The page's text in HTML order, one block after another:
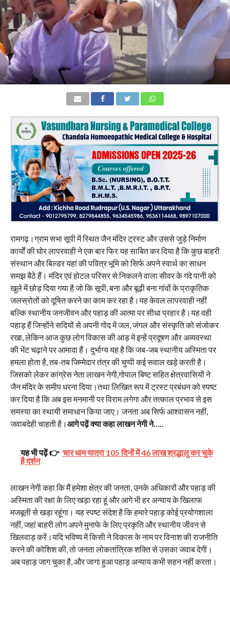
रामगढ़।ग्राम सभा सूपी में स्थित जैन मंदिर ट्रस्ट और उससे जुड़े निर्माण
कार्यों की घोर लापरवाही ने एक बार फिर यह साबित कर दिया है कि कुछ बाहरी
संस्थान और बिल्डर यहां की पवित्र भूमि को सिर्फ अपने स्वार्थ का साधन
समझ बैठे हैं। मंदिर एवं होटल परिसर से निकलने वाला सीवर के गंदे पानी को
खुले में छोड़ दिया गया है जो कि सूपी, बना और बूढ़ी बना गांवों के प्राकृतिक
जलस्रोतों को दूषित करने का काम कर रहा है।यह केवल लापरवाही नहीं
बल्कि स्थानीय जनजीवन और पहाड़ की आत्मा पर सीधा प्रहार है।यह वही
पहाड़ हैं जिन्होंने सदियों से अपनी गोद में जल, जंगल और संस्कृति को संजोकर
रखा, लेकिन आज कुछ लोग विकास की आड़ में इन्हें प्रदूषण और अव्यवस्था
की भेंट चढ़ाने पर आमादा हैं। दुर्भाग्य यह है कि जब-जब स्थानीय अस्मिता पर
हमला होता है, तब-तब जिम्मेदार तंत्र की चुप्पी कई सवाल खड़े करती है।
जिसको लेकर कांग्रेस नेता लाखन नेगी,गोपाल बिष्ट सहित क्षेत्रवासियों ने
जैन मंदिर के समीप धरना दिया।तथा लिखित रूप में ट्रस्ट प्रबंधन को स्पष्ट
कर दिया है कि अब इस मनमानी पर विराम लगेगा और तत्काल प्रभाव से इस
समस्या का स्थायी समाधान किया जाए। जनता अब सिर्फ आश्वासन नहीं,
जवाबदेही चाहती है। आगे पढ़ें क्या कहा लाखन नेगी ने…..
यह भी पढ़ें 👉 चार धाम यात्रा 105 दिनों में 46 लाख श्रद्धालु कर चुके
है दर्शन
लाखन नेगी कहा कि मैं हमेशा क्षेत्र की जनता, उनके अधिकारों और पहाड़ की
अस्मिता की रक्षा के लिए खड़ा रहा हूं और आगे भी हर अन्याय के खिलाफ
मजबूती से खड़ा रहूंगा। यह स्पष्ट संदेश है कि हमारे पहाड़ कोई प्रयोगशाला
नहीं, जहां बाहरी लोग अपने मुनाफे के लिए प्रकृति और स्थानीय जीवन से
खिलवाड़ करें।यदि भविष्य में किसी ने विकास के नाम पर विनाश की राजनीति
करने की कोशिश की, तो जनता लोकतांत्रिक शक्ति से उसका जवाब देगी।
अब पहाड़ जाग चुका है, और जागा हुआ पहाड़ अन्याय कभी सहन नहीं करता।